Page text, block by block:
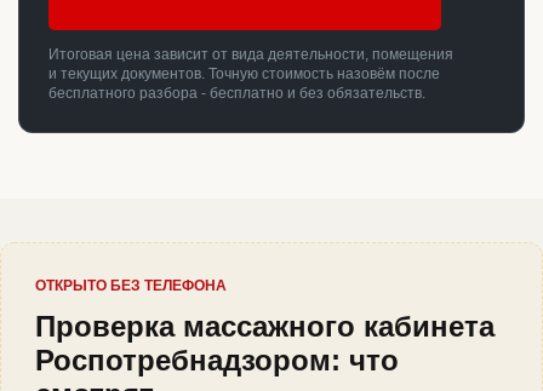
Итоговая цена зависит от вида деятельности, помещения
и текущих документов. Точную стоимость назовём после
бесплатного разбора - бесплатно и без обязательств.
ОТКРЫТО БЕЗ ТЕЛЕФОНА
Проверка массажного кабинета
Роспотребнадзором: что